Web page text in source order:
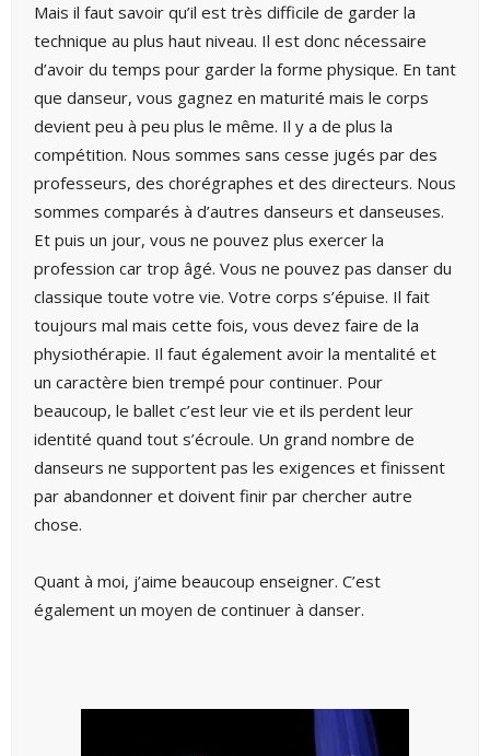
Mais il faut savoir qu’il est très difficile de garder la
technique au plus haut niveau. Il est donc nécessaire
d’avoir du temps pour garder la forme physique. En tant
que danseur, vous gagnez en maturité mais le corps
devient peu à peu plus le même. Il y a de plus la
compétition. Nous sommes sans cesse jugés par des
professeurs, des chorégraphes et des directeurs. Nous
sommes comparés à d’autres danseurs et danseuses.
Et puis un jour, vous ne pouvez plus exercer la
profession car trop âgé. Vous ne pouvez pas danser du
classique toute votre vie. Votre corps s’épuise. Il fait
toujours mal mais cette fois, vous devez faire de la
physiothérapie. Il faut également avoir la mentalité et
un caractère bien trempé pour continuer. Pour
beaucoup, le ballet c’est leur vie et ils perdent leur
identité quand tout s’écroule. Un grand nombre de
danseurs ne supportent pas les exigences et finissent
par abandonner et doivent finir par chercher autre
chose.
Quant à moi, j’aime beaucoup enseigner. C’est
également un moyen de continuer à danser.